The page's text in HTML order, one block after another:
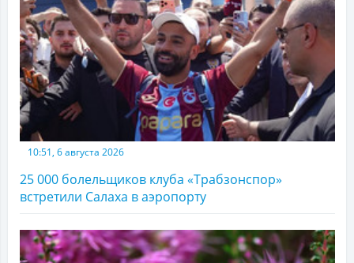
10:51, 6 августа 2026
25 000 болельщиков клуба «Трабзонспор»
встретили Салаха в аэропорту